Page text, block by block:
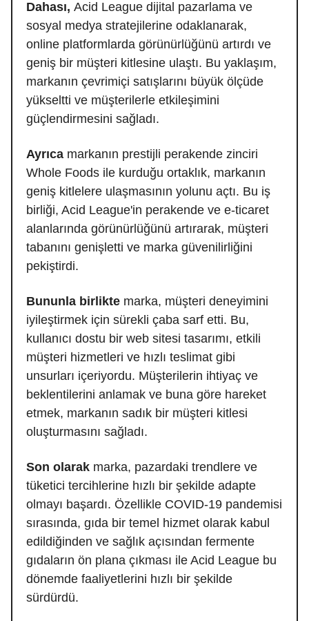
Dahası, Acid League dijital pazarlama ve
sosyal medya stratejilerine odaklanarak,
online platformlarda görünürlüğünü artırdı ve
geniş bir müşteri kitlesine ulaştı. Bu yaklaşım,
markanın çevrimiçi satışlarını büyük ölçüde
yükseltti ve müşterilerle etkileşimini
güçlendirmesini sağladı.
Ayrıca markanın prestijli perakende zinciri
Whole Foods ile kurduğu ortaklık, markanın
geniş kitlelere ulaşmasının yolunu açtı. Bu iş
birliği, Acid League'in perakende ve e-ticaret
alanlarında görünürlüğünü artırarak, müşteri
tabanını genişletti ve marka güvenilirliğini
pekiştirdi.
Bununla birlikte marka, müşteri deneyimini
iyileştirmek için sürekli çaba sarf etti. Bu,
kullanıcı dostu bir web sitesi tasarımı, etkili
müşteri hizmetleri ve hızlı teslimat gibi
unsurları içeriyordu. Müşterilerin ihtiyaç ve
beklentilerini anlamak ve buna göre hareket
etmek, markanın sadık bir müşteri kitlesi
oluşturmasını sağladı.
Son olarak marka, pazardaki trendlere ve
tüketici tercihlerine hızlı bir şekilde adapte
olmayı başardı. Özellikle COVID-19 pandemisi
sırasında, gıda bir temel hizmet olarak kabul
edildiğinden ve sağlık açısından fermente
gıdaların ön plana çıkması ile Acid League bu
dönemde faaliyetlerini hızlı bir şekilde
sürdürdü.